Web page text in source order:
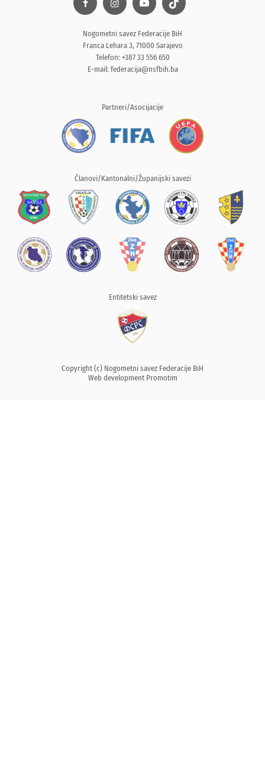
Nogometni savez Federacije BiH
Franca Lehara 3, 71000 Sarajevo
Telefon: +387 33 556 650
E-mail: federacija@nsfbih.ba
Partneri/Asocijacije
Članovi/Kantonalni/Županijski savezi
Entitetski savez
Copyright (c) Nogometni savez Federacije BiH
Web development Promotim